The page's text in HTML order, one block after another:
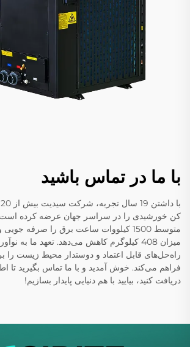
با ما در تماس باشید
کن خورشیدی را در سراسر جهان عرضه کرده
متوسط 1500 کیلووات ساعت برق را صرفه
میزان 408 کیلوگرم کاهش می‌دهد. تعهد ما به
راه‌حل‌های قابل اعتماد و دوستدار محیط زیست را
فراهم می‌کند. خوش آمدید و با ما تماس بگیرید تا
دریافت کنید، بیایید با هم دنیایی پایدار بسازیم!